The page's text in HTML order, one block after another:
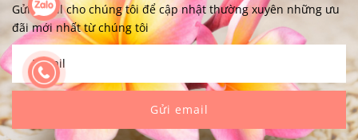
Gửi email cho chúng tôi để cập nhật thường xuyên những ưu
đãi mới nhất từ chúng tôi
Gửi email